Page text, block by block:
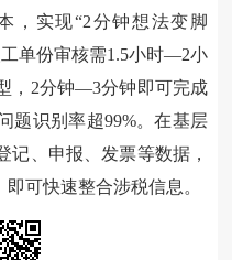
，实现“2分钟想法变脚
单份审核需1.5小时—2小
，2分钟—3分钟即可完成
题识别率超99%。在基层
记、申报、发票等数据，
可快速整合涉税信息。